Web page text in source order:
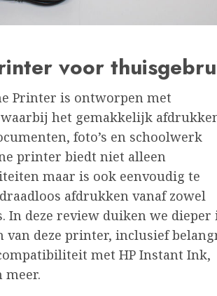
voor
Printer is ontworpen met
het gemakkelijk
foto’s en schoolwerk
printer biedt niet alleen
maar is ook eenvoudig te
afdrukken vanaf zowel
In deze review duiken we dieper
van deze printer, inclusief
met HP Instant Ink,
meer.